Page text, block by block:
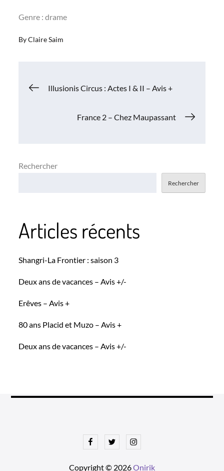
Genre : drame
ByClaire Saim
Navigation
Illusionis Circus : Actes I & II – Avis +
France 2 – Chez Maupassant
Rechercher
Rechercher
Articles récents
Shangri-La Frontier : saison 3
Deux ans de vacances – Avis +/-
Erêves – Avis +
80 ans Placid et Muzo – Avis +
Deux ans de vacances – Avis +/-
FacebookTwitterInstagram
Copyright © 2026Onirik